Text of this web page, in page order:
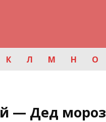
К Л М Н О
— Дед мороз